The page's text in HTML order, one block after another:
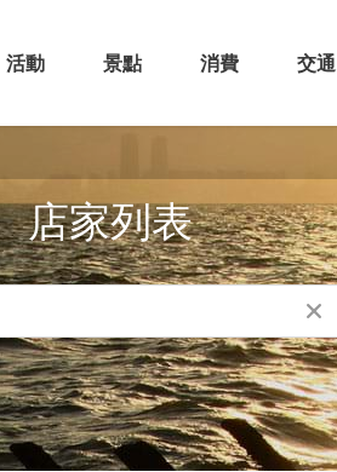
活動 景點 消費 交通
店家列表